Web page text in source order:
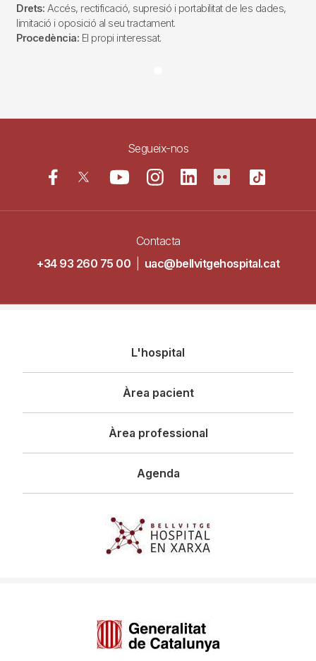
Drets: Accés, rectificació, supresió i portabilitat de les dades,
limitació i oposició al seu tractament.
Procedència: El propi interessat.
Segueix-nos
Contacta
+34 93 260 75 00
uac@bellvitgehospital.cat
principal
L'hospital
Àrea pacient
Àrea professional
Agenda